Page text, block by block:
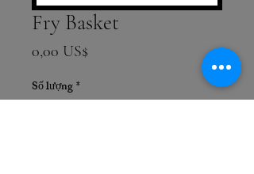
Fry Basket
0,00 US$
Số lượng*